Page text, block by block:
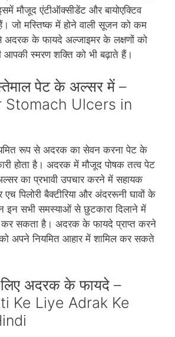
मौजूद एंटीऑक्‍सीडेंट और बायोएक्टिव
जो मस्तिष्‍क में होने वाली सूजन को कम
के फायदे अल्‍जाइमर के लक्षणों को
स्‍मरण शक्ति को भी बढ़ाते हैं।
पेट के अल्‍सर में –
Stomach Ulcers in
रूप से अदरक का सेवन करना पेट के
होता है। अदरक में मौजूद पोषक तत्‍व पेट
का प्रभावी उपचार करने में सहायक
पिलोरी बैक्‍टीरिया और अंदररूनी घावों के
इन सभी समस्‍याओं से छुटकारा दिलाने में
सकता है। अदरक के फायदे प्राप्‍त करने
अपने नियमित आहार में शामिल कर सकते
अदरक के फायदे –
Ke Liye Adrak Ke